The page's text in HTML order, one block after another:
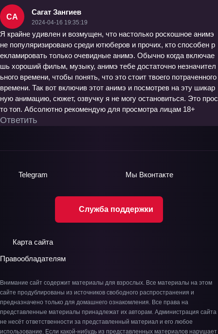
СА
Сагат Зангиев
2024-04-16 19:35:19
Я крайне удивлен и возмущен, что настолько роскошное анимэ
не популяризировано среди ютюберов и прочих, кто способен р
екламировать только очевидные анимэ. Обычно когда включае
шь хороший фильм, музыку, анимэ тебе достаточно незначител
ьного времени, чтобы понять, что это стоит твоего потраченного
времени. Так вот включив этот анимэ и посмотрев на эту шикар
ную анимацию, сюжет, озвучку я не могу остановиться. Это прос
то топ. Абсолютно рекомендую для просмотра лицам 18+
Ответить
Служба поддержки
Telegram Мы Вконтакте
Карта сайта
Правообладателям
Внимание сайт содержит материалы для взрослых. Все материалы на этом
сайте продублированы из источников свободного распространения и
предназначено только для домашнего ознакомления. Все права на
представленные материалы принадлежат их авторам. Администрация сайта
не несёт ответственности за представленный материал и его любое
использование. Если какой-нибудь из представленных материалов нарушает